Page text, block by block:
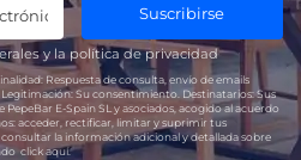
Suscribirse
y lapolítica de privacidad
Respuesta de consulta, envío de emails
Legitimación: Su consentimiento. Destinatarios:Sus
PepeBar E-Spain SL y asociados, acogido al acuerdo
acceder, rectificar, limitar y suprimir tus
la información adicional y detallada sobre
click aquí.